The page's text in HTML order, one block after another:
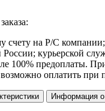
счету на Р/С
курьерской
100% предоплаты.
оплатить при
Информация о